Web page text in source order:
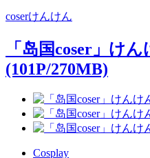
coserけんけん
「岛国coser」け
(101P/270MB)
Cosplay